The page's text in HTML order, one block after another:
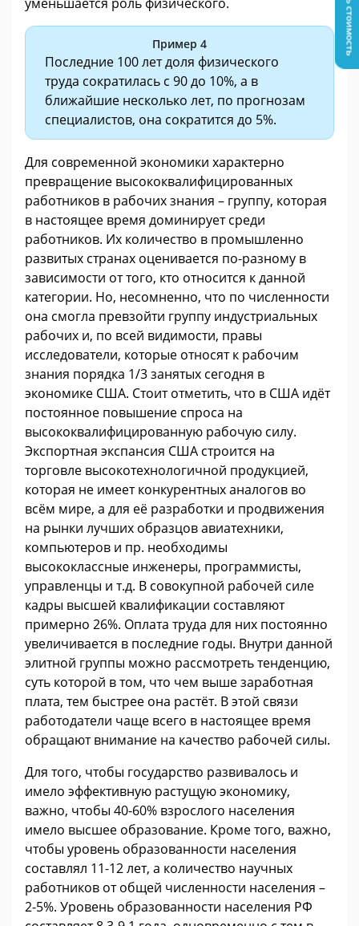
Пример 4
Последние 100 лет доля физического
труда сократилась с 90 до 10%, а в
ближайшие несколько лет, по прогнозам
специалистов, она сократится до 5%.
Для современной экономики характерно
превращение высококвалифицированных
работников в рабочих знания – группу, которая
в настоящее время доминирует среди
работников. Их количество в промышленно
развитых странах оценивается по-разному в
зависимости от того, кто относится к данной
категории. Но, несомненно, что по численности
она смогла превзойти группу индустриальных
рабочих и, по всей видимости, правы
исследователи, которые относят к рабочим
знания порядка 1/3 занятых сегодня в
экономике США. Стоит отметить, что в США идёт
постоянное повышение спроса на
высококвалифицированную рабочую силу.
Экспортная экспансия США строится на
торговле высокотехнологичной продукцией,
которая не имеет конкурентных аналогов во
всём мире, а для её разработки и продвижения
на рынки лучших образцов авиатехники,
компьютеров и пр. необходимы
высококлассные инженеры, программисты,
управленцы и т.д. В совокупной рабочей силе
кадры высшей квалификации составляют
примерно 26%. Оплата труда для них постоянно
увеличивается в последние годы. Внутри данной
элитной группы можно рассмотреть тенденцию,
суть которой в том, что чем выше заработная
плата, тем быстрее она растёт. В этой связи
работодатели чаще всего в настоящее время
обращают внимание на качество рабочей силы.
Для того, чтобы государство развивалось и
имело эффективную растущую экономику,
важно, чтобы 40-60% взрослого населения
имело высшее образование. Кроме того, важно,
чтобы уровень образованности населения
составлял 11-12 лет, а количество научных
работников от общей численности населения –
2-5%. Уровень образованности населения РФ